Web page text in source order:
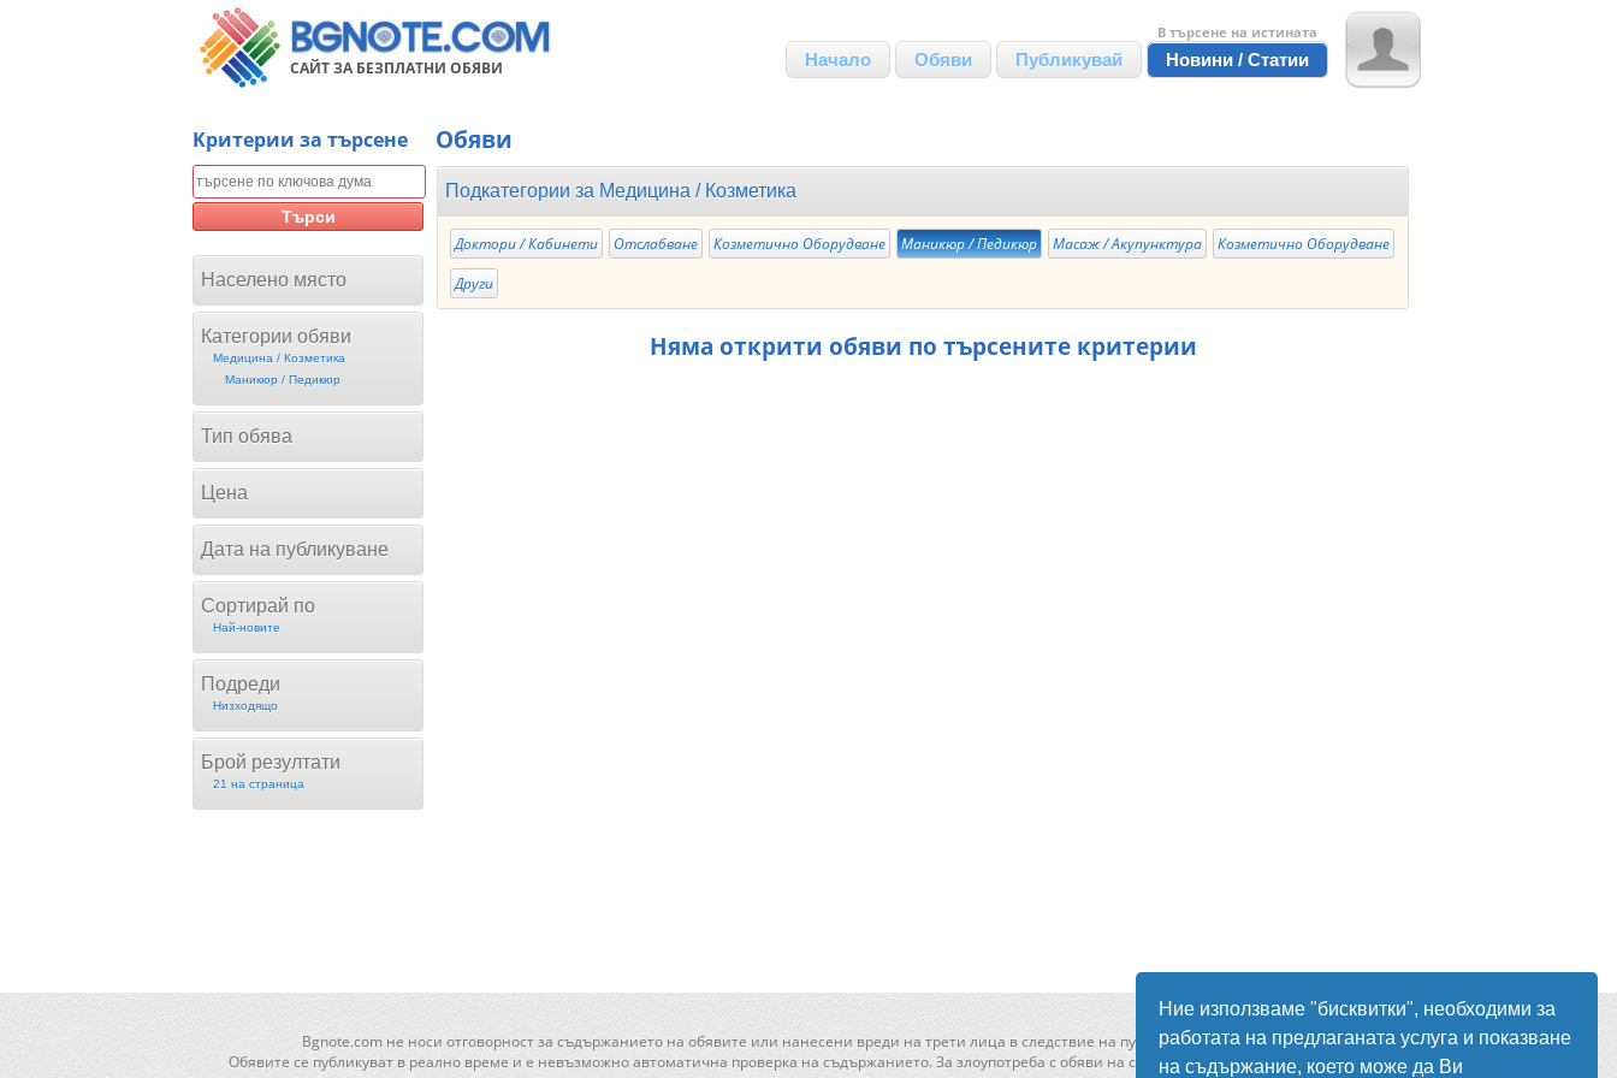
Ние използваме "бисквитки", необходими за
работата на предлаганата услуга и показване
на съдържание, което може да Ви
САЙТ ЗА БЕЗПЛАТНИ ОБЯВИ Начало Обяви Публикувай
В търсене на истината
Новини / Статии
Kритерии за търсене
Търси
Населено място
Категории обяви
Медицина / Козметика
Mаникюр / Педикюр
Тип обява
Цена
Дата на публикуване
Сортирай по
Най-новите
Подреди
Низходящо
Брой резултати
21 на страница
Обяви
Подкатегории за Медицина / Козметика
Доктори / Кабинети Отслабване Козметично Оборудване Mаникюр / Педикюр Масаж / Акупунктура
Козметично Оборудване
Други
Няма открити обяви по търсените критерии
Bgnote.com не носи отговорност за съдържанието на обявите или нанесени вреди на трети лица в следствие на публикувани в сайта обяви
Обявите се публикуват в реално време и е невъзможно автоматична проверка на съдържанието. За злоупотреба с обяви на сайта моля свържете се с нас оттук!